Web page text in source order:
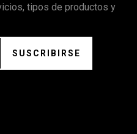
tipos de productos y
SUSCRIBIRSE